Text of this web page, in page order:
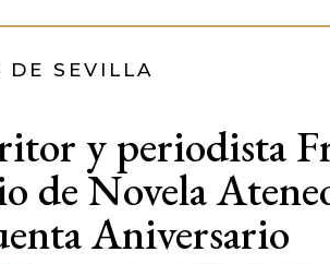
DE SEVILLA
y periodista
de Novela
Aniversario